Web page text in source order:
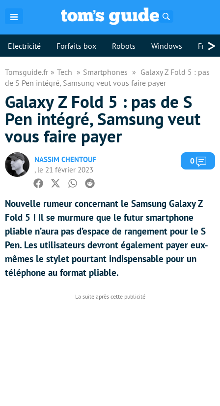
Electricité Forfaits box Robots Windows >
Tomsguide.fr Tech Smartphones
Galaxy Z Fold 5 : pas
de S Pen intégré, Samsung veut vous faire payer
Galaxy Z Fold 5 : pas de S
Pen intégré, Samsung veut
vous faire payer
NASSIM CHENTOUF
, le 21 février 2023
0
Facebook
TwitterWhatsapp
Reddit
Nouvelle rumeur concernant le Samsung Galaxy Z
Fold 5 ! Il se murmure que le futur smartphone
pliable n’aura pas d’espace de rangement pour le S
Pen. Les utilisateurs devront également payer eux-
mêmes le stylet pourtant indispensable pour un
téléphone au format pliable.